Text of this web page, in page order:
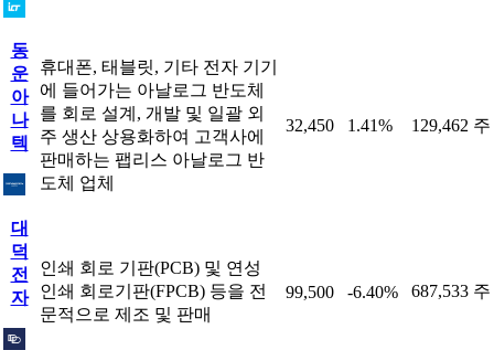
동
운
아
나
텍
휴대폰, 태블릿, 기타 전자 기기
에 들어가는 아날로그 반도체
를 회로 설계, 개발 및 일괄 외
주 생산 상용화하여 고객사에
판매하는 팹리스 아날로그 반
도체 업체
32,450 1.41% 129,462 주
대
덕
전
자
인쇄 회로 기판(PCB) 및 연성
인쇄 회로기판(FPCB) 등을 전
문적으로 제조 및 판매
99,500 -6.40% 687,533 주